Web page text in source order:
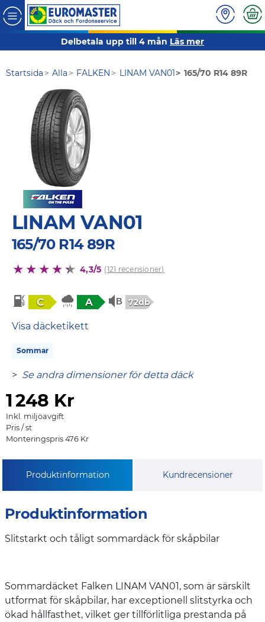
Delbetala upp till 4 mån Läs mer
Startsida Alla FALKEN LINAM VAN01 165/70 R14 89R
LINAM VAN01
165/70 R14 89R
4,3/5 (121 recensioner)
C A 72db
Visa däcketikett
Sommar
> Se andra dimensioner för detta däck
1248 Kr
Inkl. miljöavgift
Pris / st
Monteringspris 476 Kr
Produktinformation Kundrecensioner
Produktinformation
Slitstarkt och tåligt sommardäck för skåpbilar
Sommardäcket Falken LINAM VAN01, som är särskilt
utformat för skåpbilar, har exceptionell slitstyrka och
ökad hållfasthet, vilket ger tillförlitliga prestanda på